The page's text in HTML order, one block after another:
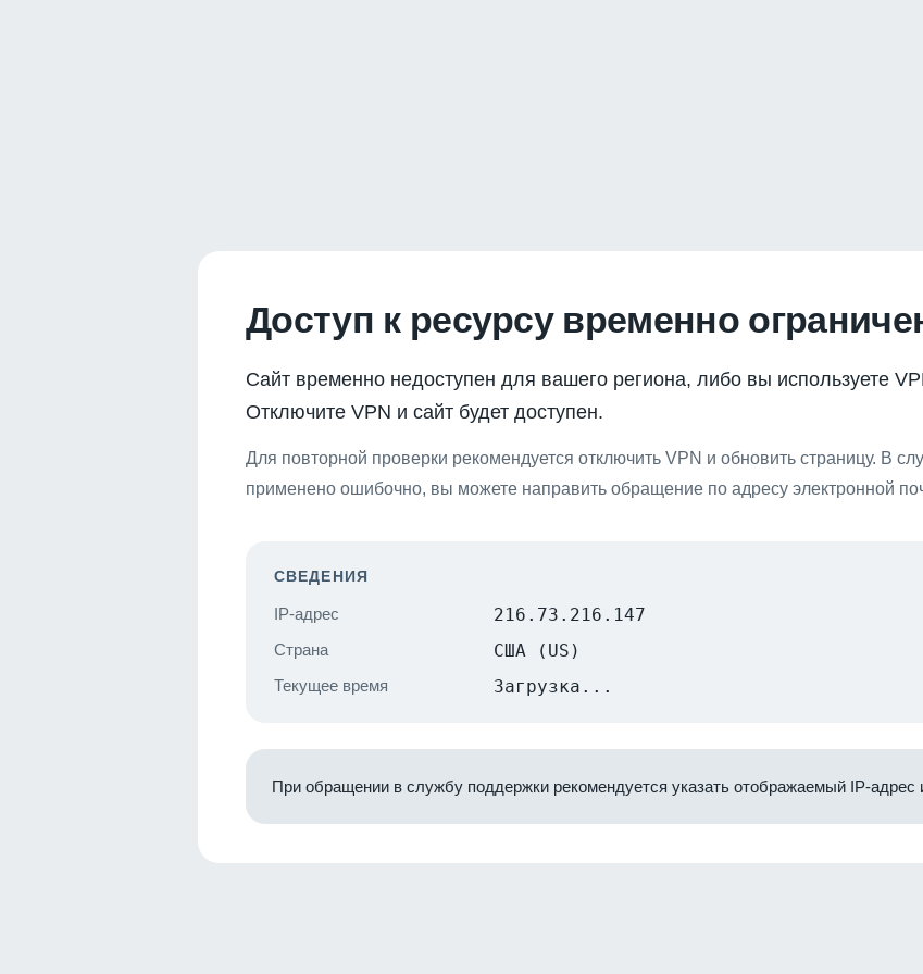
Доступ к ресурсу временно
Сайт временно недоступен для вашего региона, либо вы используете
Отключите VPN и сайт будет доступен.
Для повторной проверки рекомендуется отключить VPN и обновить страницу. В
применено ошибочно, вы можете направить обращение по адресу электронной
СВЕДЕНИЯ
IP-адрес 216.73.216.147
Страна США (US)
Текущее время Загрузка...
При обращении в службу поддержки рекомендуется указать отображаемый IP-адрес